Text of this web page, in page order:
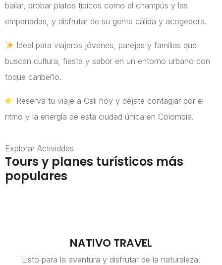
bailar, probar platos típicos como el champús y las
empanadas, y disfrutar de su gente cálida y acogedora.
Ideal para viajeros jóvenes, parejas y familias que
buscan cultura, fiesta y sabor en un entorno urbano con
toque caribeño.
Reserva tu viaje a Cali hoy y déjate contagiar por el
ritmo y la energía de esta ciudad única en Colombia.
Explorar Actividdes
Tours y planes turísticos más
populares
NATIVO TRAVEL
Listo para la aventura y disfrutar de la naturaleza.